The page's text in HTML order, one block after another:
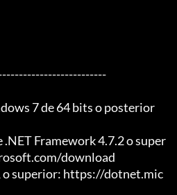
7 de 64 bits o posterior
Framework 4.7.2 o super
download
o superior: https://dotnet.mic